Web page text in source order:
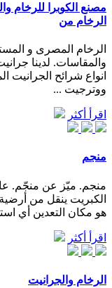
الرخام من
الرخام المصرى و
والمقاسات. لدينا
انواع شرائح
ووترجيت ...
اقرأ أكثر
منجم
هو مكان التعدين أي
اقرأ أكثر
الرخام والجرانيت